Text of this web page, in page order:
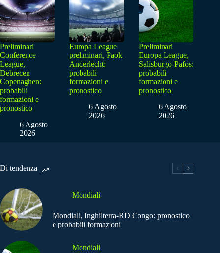
Preliminari
Conference
League,
Debrecen
Copenaghen:
probabili
formazioni e
pronostico
6 Agosto
2026
Europa League
preliminari, Paok
Anderlecht:
probabili
formazioni e
pronostico
6 Agosto
2026
Preliminari
Europa League,
Salisburgo-Pafos:
probabili
formazioni e
pronostico
6 Agosto
2026
Di tendenza
Mondiali
Mondiali, Inghilterra-RD Congo: pronostico
e probabili formazioni
Mondiali